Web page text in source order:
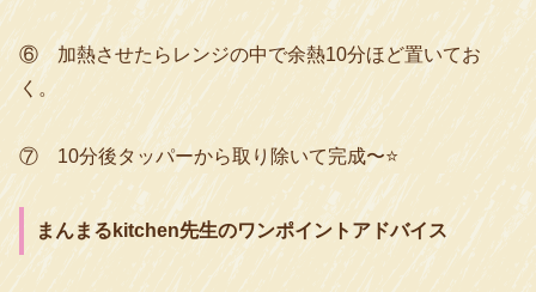
⑥ 加熱させたらレンジの中で余熱10分ほど置いてお
く。
⑦ 10分後タッパーから取り除いて完成〜⭐️
まんまるkitchen先生のワンポイントアドバイス